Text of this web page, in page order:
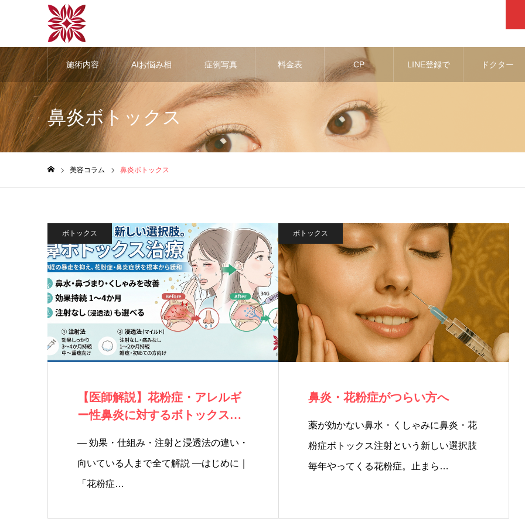
施術内容 AIお悩み相 症例写真 料金表 CP LINE登録で ドクター
鼻炎ボトックス
美容コラム 鼻炎ボトックス
ボトックス
【医師解説】花粉症・アレルギ
ー性鼻炎に対するボトックス注
― 効果・仕組み・注射と浸透法の違い・
向いている人まで全て解説 ―はじめに｜
「花粉症…
ボトックス
鼻炎・花粉症がつらい方へ
薬が効かない鼻水・くしゃみに鼻炎・花
粉症ボトックス注射という新しい選択肢
毎年やってくる花粉症。止まら…